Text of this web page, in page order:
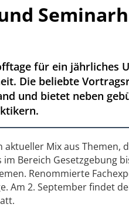
für ein jährliches
Die beliebte
und bietet neben
aktueller Mix aus Themen,
Bereich Gesetzgebung
Renommierte
Am 2. September findet